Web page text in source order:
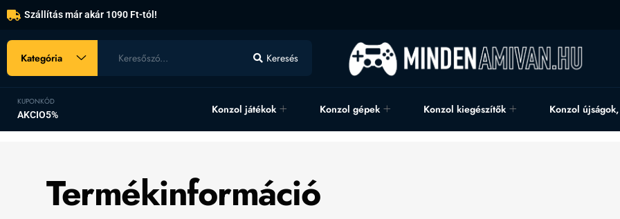
Szállítás már akár 1090 Ft-tól!
Kategória Keresés
KUPONKÓD
AKCIO5% Konzol játékok Konzol gépek Konzol kiegészítők Konzol
Termékinformáció